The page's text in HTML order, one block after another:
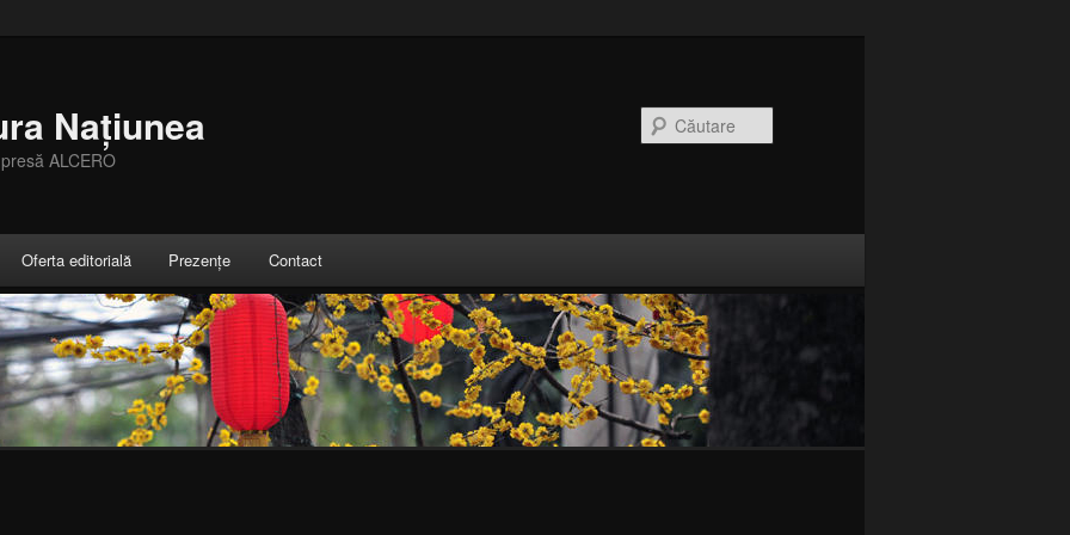
Națiunea
ALCERO
Oferta editorială Prezențe Contact